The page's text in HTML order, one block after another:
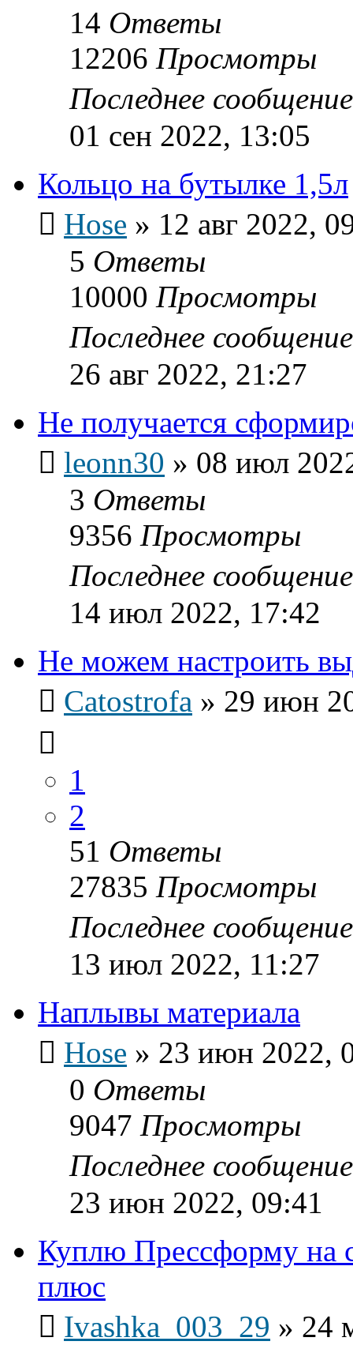
14 Ответы
12206 Просмотры
Последнее
01 сен 2022, 13:05
Кольцо на бутылке 1,5л
Hose » 12 авг 2022,
5 Ответы
10000 Просмотры
Последнее
26 авг 2022, 21:27
Не получается
leonn30 » 08 июл
3 Ответы
9356 Просмотры
Последнее
14 июл 2022, 17:42
Не можем настроить
Catostrofa » 29 июн
1
2
51 Ответы
27835 Просмотры
Последнее
13 июл 2022, 11:27
Наплывы материала
Hose » 23 июн 2022,
0 Ответы
9047 Просмотры
Последнее
23 июн 2022, 09:41
Куплю Прессформу на
плюс
Ivashka_003_29 » 24